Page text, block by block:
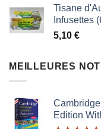
Tisane
Infusettes
5,10 €
MEILLEURES
Edition